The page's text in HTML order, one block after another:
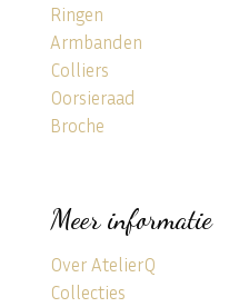
Ringen
Armbanden
Colliers
Oorsieraad
Broche
Meer informatie
Over AtelierQ
Collecties